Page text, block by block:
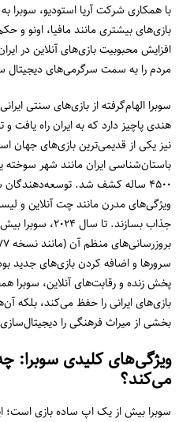
با همکاری شرکت آریا استودیو،
بازی‌های بیشتری مانند مافیا، اونو و
افزایش محبوبیت بازی‌های آنلاین در
مردم را به سمت سرگرمی‌های دیجیتال
سوبرا الهام‌گرفته از بازی‌های سنتی
هندی پاچیز دارد که به ایران راه
نیز یکی از قدیمی‌ترین بازی‌های
باستان‌شناسی ایران مانند شهر
۴۵۰۰ ساله کشف شد. توسعه‌دهندگان
ویژگی‌های مدرن مانند چت آنلاین و
پخش زنده و رقابت‌های آنلاین، سوبرا
بازی‌های ایرانی را حفظ می‌کند، بلکه
بخشی از میراث فرهنگی را
ویژگی‌های کلیدی سوبرا:
می‌کند؟
سوبرا بیش از یک اپ ساده بازی است؛